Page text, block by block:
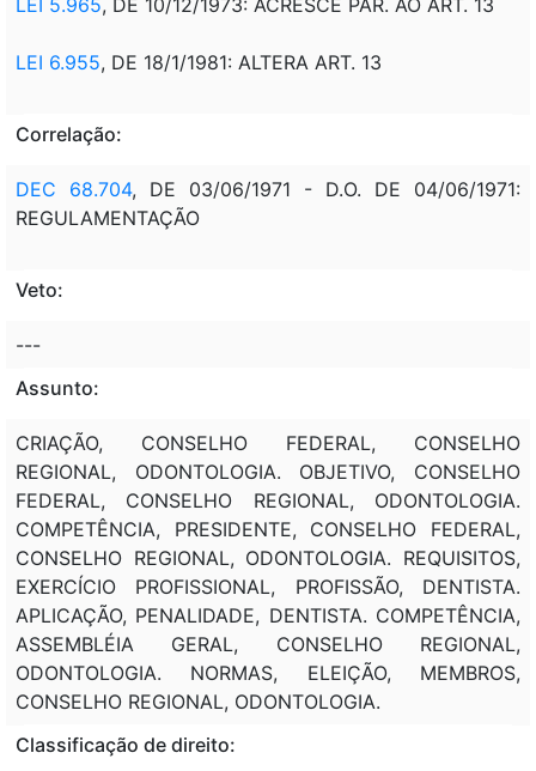
LEI 6.955, DE 18/1/1981: ALTERA ART. 13
Correlação:
DEC 68.704, DE 03/06/1971 - D.O. DE 04/06/1971:
REGULAMENTAÇÃO
Veto:
---
Assunto:
CRIAÇÃO, CONSELHO FEDERAL, CONSELHO
REGIONAL, ODONTOLOGIA. OBJETIVO, CONSELHO
FEDERAL, CONSELHO REGIONAL, ODONTOLOGIA.
COMPETÊNCIA, PRESIDENTE, CONSELHO FEDERAL,
CONSELHO REGIONAL, ODONTOLOGIA. REQUISITOS,
EXERCÍCIO PROFISSIONAL, PROFISSÃO, DENTISTA.
APLICAÇÃO, PENALIDADE, DENTISTA. COMPETÊNCIA,
ASSEMBLÉIA GERAL, CONSELHO REGIONAL,
ODONTOLOGIA. NORMAS, ELEIÇÃO, MEMBROS,
CONSELHO REGIONAL, ODONTOLOGIA.
Classificação de direito: